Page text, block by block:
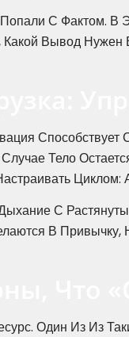
С Фактом.
Вывод
Тело
С
В
Один Из Из